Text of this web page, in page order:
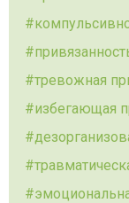
тревожная
избегающая